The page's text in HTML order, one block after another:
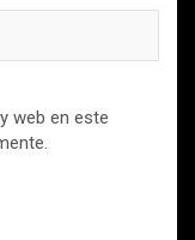
web en este